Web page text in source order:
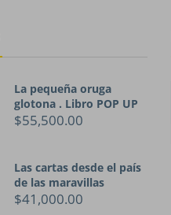
La pequeña oruga
glotona . Libro POP UP
$55,500.00
Las cartas desde el país
de las maravillas
$41,000.00